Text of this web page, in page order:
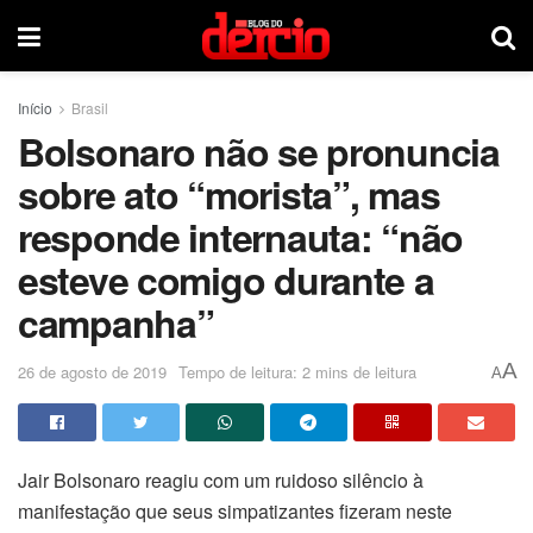
Início Brasil
Bolsonaro não se pronuncia
sobre ato “morista”, mas
responde internauta: “não
esteve comigo durante a
campanha”
26 de agosto de 2019 Tempo de leitura: 2 mins de leitura AA
Jair Bolsonaro reagiu com um ruidoso silêncio à
manifestação que seus simpatizantes fizeram neste